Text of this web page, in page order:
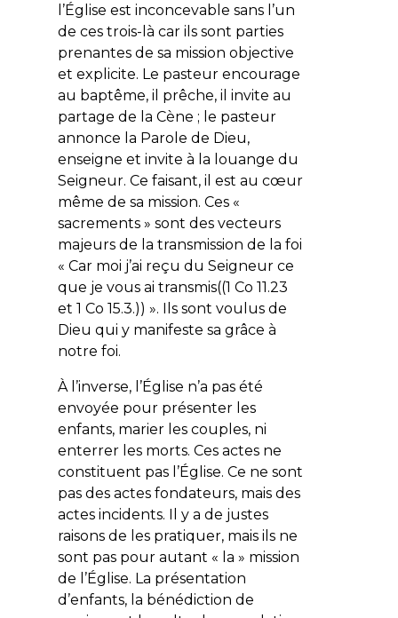
l’Église est inconcevable sans l’un
de ces trois-là car ils sont parties
prenantes de sa mission objective
et explicite. Le pasteur encourage
au baptême, il prêche, il invite au
partage de la Cène ; le pasteur
annonce la Parole de Dieu,
enseigne et invite à la louange du
Seigneur. Ce faisant, il est au cœur
même de sa mission. Ces «
sacrements » sont des vecteurs
majeurs de la transmission de la foi
« Car moi j’ai reçu du Seigneur ce
que je vous ai transmis((1 Co 11.23
et 1 Co 15.3.)) ». Ils sont voulus de
Dieu qui y manifeste sa grâce à
notre foi.
À l’inverse, l’Église n’a pas été
envoyée pour présenter les
enfants, marier les couples, ni
enterrer les morts. Ces actes ne
constituent pas l’Église. Ce ne sont
pas des actes fondateurs, mais des
actes incidents. Il y a de justes
raisons de les pratiquer, mais ils ne
sont pas pour autant « la » mission
de l’Église. La présentation
d’enfants, la bénédiction de